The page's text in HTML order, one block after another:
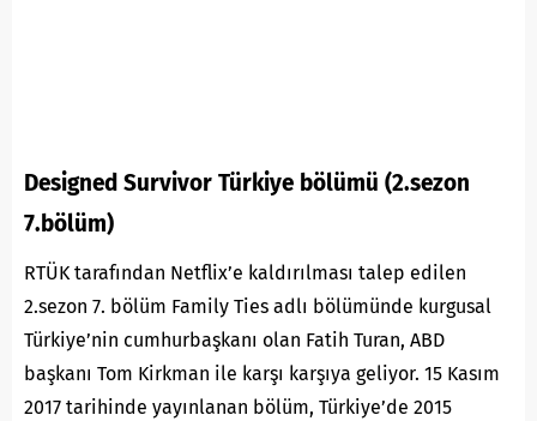
Designed Survivor Türkiye bölümü (2.sezon
7.bölüm)
RTÜK tarafından Netflix’e kaldırılması talep edilen
2.sezon 7. bölüm Family Ties adlı bölümünde kurgusal
Türkiye’nin cumhurbaşkanı olan Fatih Turan, ABD
başkanı Tom Kirkman ile karşı karşıya geliyor. 15 Kasım
2017 tarihinde yayınlanan bölüm, Türkiye’de 2015